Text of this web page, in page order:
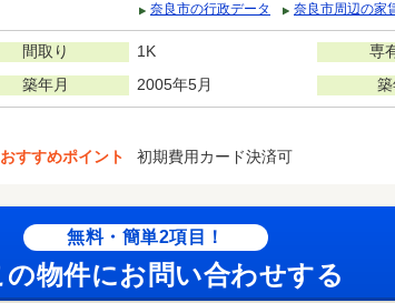
奈良市の行政データ
奈良市周辺の家
間取り 1K 専
築年月 2005年5月
おすすめポイント 初期費用カード決済可
無料・簡単2項目！
の物件にお問い合わせする